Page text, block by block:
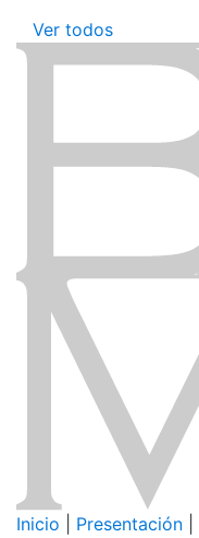
Ver todos
Inicio Presentación